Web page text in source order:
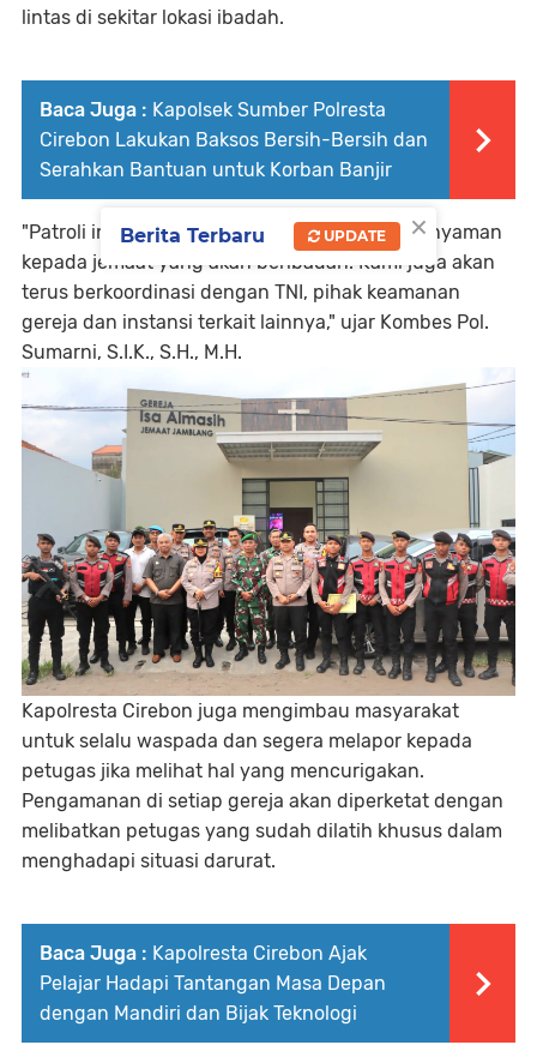
lintas di sekitar lokasi ibadah.
Baca Juga : Kapolsek Sumber Polresta
Cirebon Lakukan Baksos Bersih-Bersih dan
Serahkan Bantuan untuk Korban Banjir
"Patroli ini untuk memberikan rasa aman dan nyaman
kepada jemaat yang akan beribadah. Kami juga akan
terus berkoordinasi dengan TNI, pihak keamanan
gereja dan instansi terkait lainnya," ujar Kombes Pol.
Sumarni, S.I.K., S.H., M.H.
Kapolresta Cirebon juga mengimbau masyarakat
untuk selalu waspada dan segera melapor kepada
petugas jika melihat hal yang mencurigakan.
Pengamanan di setiap gereja akan diperketat dengan
melibatkan petugas yang sudah dilatih khusus dalam
menghadapi situasi darurat.
Baca Juga : Kapolresta Cirebon Ajak
Pelajar Hadapi Tantangan Masa Depan
dengan Mandiri dan Bijak Teknologi
×
Berita Terbaru UPDATE